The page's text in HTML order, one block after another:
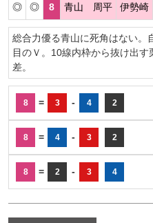
◎ ◎ 8 青山 周平 伊勢崎
総合力優る青山に死角はない。
目のＶ。10線内枠から抜け出
差。
8 = 3 - 4 2
8 = 4 - 3 2
8 = 2 - 3 4